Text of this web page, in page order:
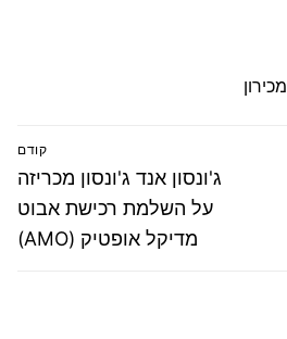
מכירון
קודם
פוסט
קודם:
ג'ונסון אנד ג'ונסון מכריזה
על השלמת רכישת אבוט
מדיקל אופטיק (AMO)‎